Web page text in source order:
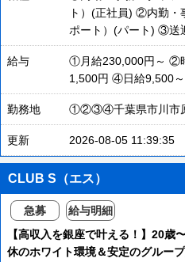
ト）(正社員) ②内勤・
ポート）(パート) ③送
給与
①月給230,000円～ ②
1,500円 ④日給9,500
勤務地 ①②③④千葉県市川市
更新 2026-08-05 11:39:35
CLUB S（エス）
急募 給与明細
【高収入を銀座で叶える！】20歳
休のホワイト環境＆安定のグルー